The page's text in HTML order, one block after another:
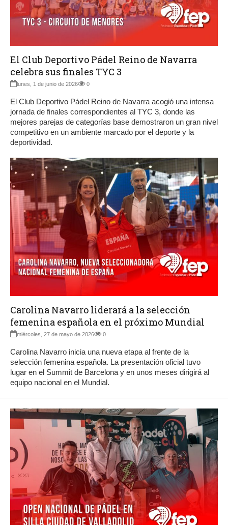
El Club Deportivo Pádel Reino de Navarra
celebra sus finales TYC 3
lunes, 1 de junio de 2026 0
El Club Deportivo Pádel Reino de Navarra acogió una intensa
jornada de finales correspondientes al TYC 3, donde las
mejores parejas de categorías base demostraron un gran nivel
competitivo en un ambiente marcado por el deporte y la
deportividad.
Carolina Navarro liderará a la selección
femenina española en el próximo Mundial
miércoles, 27 de mayo de 2026 0
Carolina Navarro inicia una nueva etapa al frente de la
selección femenina española. La presentación oficial tuvo
lugar en el Summit de Barcelona y en unos meses dirigirá al
equipo nacional en el Mundial.